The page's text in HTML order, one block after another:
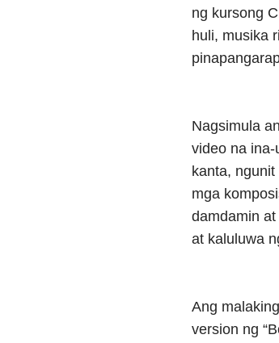
ng kursong
huli, musika
Nagsimula
video na
kanta,
mga
damdamin
at kaluluwa
Ang
version ng